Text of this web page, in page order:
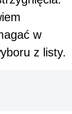
w
z listy.